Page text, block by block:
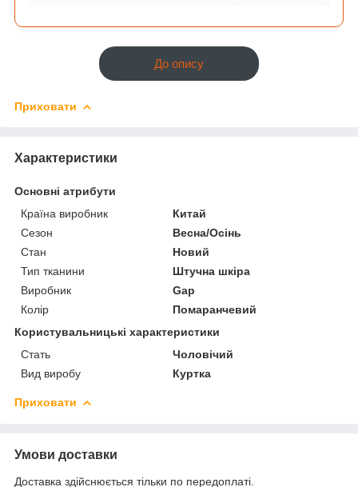
До опису
Приховати
Характеристики
Основні атрибути
Країна виробник
Китай
Сезон
Весна/Осінь
Стан
Новий
Тип тканини
Штучна шкіра
Виробник
Gap
Колір
Помаранчевий
Користувальницькі характеристики
Стать
Чоловічий
Вид виробу
Куртка
Приховати
Умови доставки
Доставка здійснюється тільки по передоплаті.